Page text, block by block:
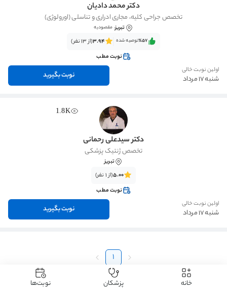
دکتر کلیه، مجاری ادراری و تناسلی - اورولوژی دکتر ناباروری مردان تبریز
دکتر محمد دادیان
تخصص جراحی کلیه، مجاری ادراری و تناسلی (اورولوژی)
تبریز، مقصودیه
٪57‌‌‌توصیه شده 3.94(از 13 نفر)
نوبت مطب
اولین نوبت خالی
شنبه 17 مرداد نوبت بگیرید
1.8K
دکتر سیدعلی رحمانی
تخصص ژنتیک پزشکی
تبریز
5.00(از 1 نفر)
نوبت مطب
اولین نوبت خالی
شنبه 17 مرداد نوبت بگیرید
1
خانه پزشکان نوبت‌ها